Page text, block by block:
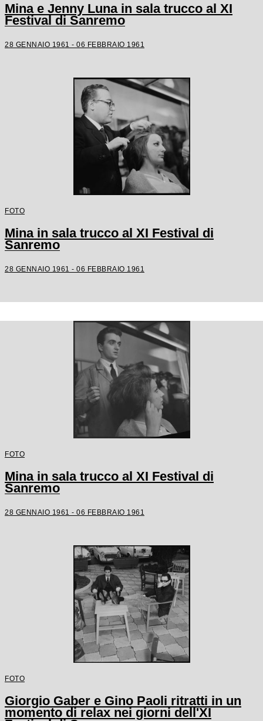
Mina e Jenny Luna in sala trucco al XI
Festival di Sanremo
28 GENNAIO 1961 - 06 FEBBRAIO 1961
FOTO
Mina in sala trucco al XI Festival di
Sanremo
28 GENNAIO 1961 - 06 FEBBRAIO 1961
FOTO
Mina in sala trucco al XI Festival di
Sanremo
28 GENNAIO 1961 - 06 FEBBRAIO 1961
FOTO
Giorgio Gaber e Gino Paoli ritratti in un
momento di relax nei giorni dell'XI